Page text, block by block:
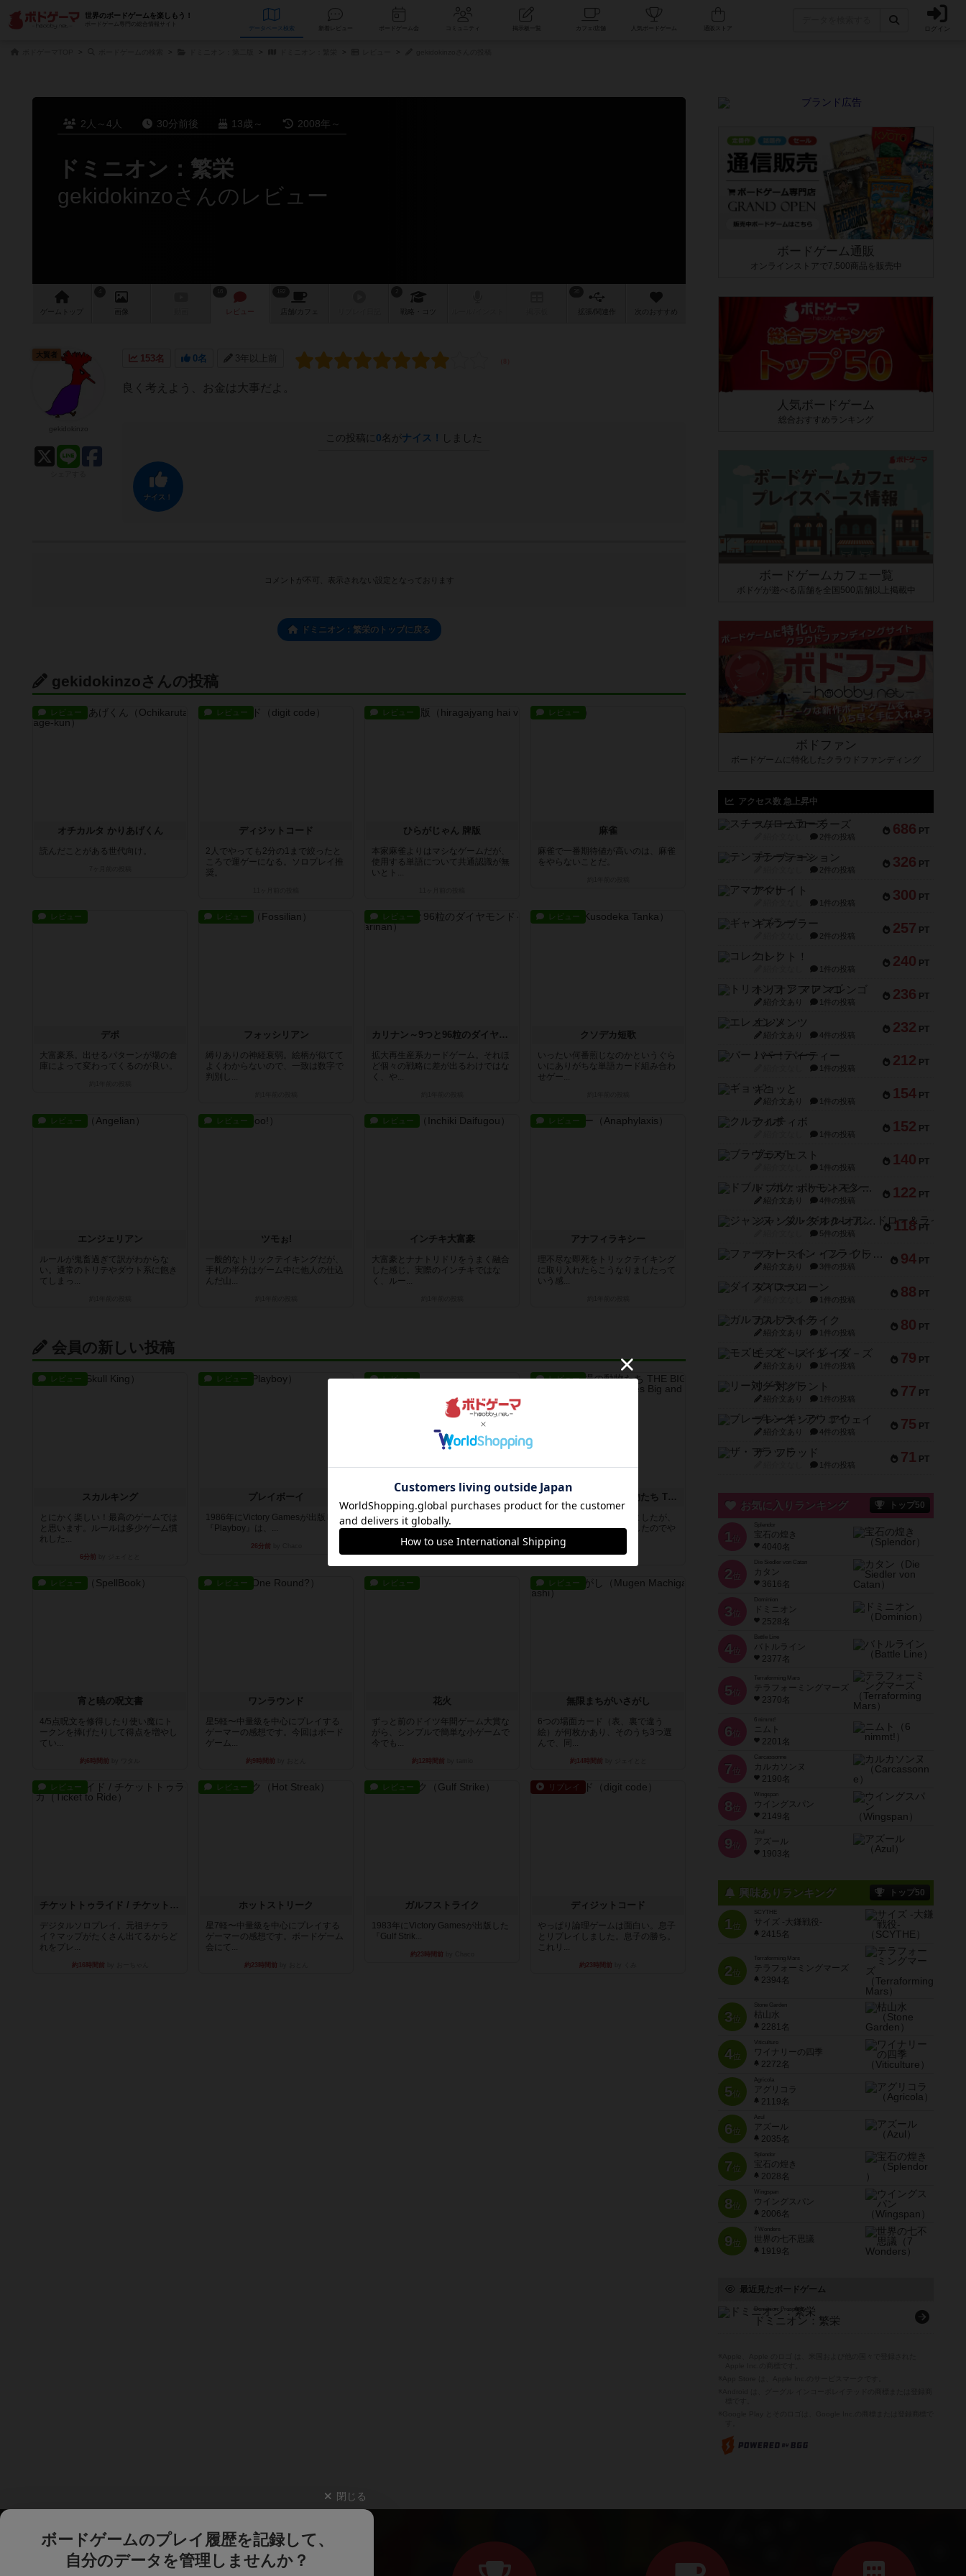
世界のボードゲームを楽しもう！
ボードゲーム専門の総合情報サイト
データベース コミュニティ 人気ボードゲーム ログイン
2人～4人 30分前後 13歳～ 2008年～
ドミニオン：繁栄
gekidokinzoさんのレビュー
ゲーム 画像 レビュー 店舗/ カフェ 戦略 作 次のおすすめ
153名 0名 3年以上前
良く考えよう、お金は大事だよ。
この投稿に 0名がナイス！ しました
ナイス！
大賢者
コメントが不可、表示されない設定となっております
ドミニオン：繁栄のトップに戻る
gekidokinzoさんの投稿
レビュー
オチカルタ かりあげくん
読んだことがある世代向け。
レビュー
ディジットコード
2人でやっても2分の1まで絞ったと
ころで運ゲーになる。ソロプレイ推
奨。
レビュー
ひらがじゃん 牌版
本家麻雀よりはマシなゲームだが、
使用する単語について共通認識が無
いとト...
レビュー
麻雀
麻雀で一番期待値が高いのは、麻雀
をやらないことだ。
レビュー
デポ
大富豪系。出せるパターンが場の倉
庫によって変わってくるのが良い。
レビュー
フォッシリアン
縛りありの神経衰弱。絵柄が似てて
よくわからないので、一致は数字で
判別し...
レビュー
カリナン～9つと96粒のダイヤモンド～
拡大再生産系カードゲーム。それほ
ど個々の戦略に差が出るわけではな
く、や...
レビュー
クソデカ短歌
いったい何番煎じなのかというぐら
いにありがちな単語カード組み合わ
せゲー...
レビュー
エンジェリアン
ルールが鬼畜過ぎて訳がわからな
い。通常のトリテやダウト系に飽き
てしまっ...
レビュー
ツモぉ!
一般的なトリックテイキングだが、
手札の半分はゲーム中に他人の仕込
んだ山...
レビュー
インチキ大富豪
大富豪とナナトリドリをうまく融合
した感じ。実際のインチキではな
く、ルー...
レビュー
アナフィラキシー
理不尽な即死をトリックテイキング
に取り入れたらこうなりましたって
いう感...
会員の新しい投稿
レビュー
スカルキング
とにかく楽しい！最高のゲームでは
と思います。ルールは多少ゲーム慣
れした...
6分前
レビュー
プレイボーイ
1986年にVictory Gamesが出版した
『Playboy』は、...
26分前
レビュー
某動画サイトを眺めてたら、海外の
方が紹介していた2人対戦型のダイ
スゲー...
28分前by OSAっち
レビュー
アグリコラ：牧場の動物たち THE BIG BOX
長らく積みゲーになってましたが、
腰を据えてプレイできましたのでや
ってみ...
約3時間前by くみ
レビュー
宵と暁の呪文書
4/5点呪文を修得したり使い魔にト
ークンを捧げたりして得点を増やし
てい...
約6時間前
レビュー
ワンラウンド
星5軽〜中量級を中心にプレイする
ゲーマーの感想です。今回はボード
ゲーム...
約9時間前
レビュー
花火
ずっと前のドイツ年間ゲーム大賞な
がら、シンプルで簡単な小ゲームで
今でも...
約12時間前
レビュー
無限まちがいさがし
6つの場面カード（表、裏で違う
絵）が何枚かあり、そのうち3つ選
んで、同...
約14時間前
レビュー
チケットトゥライド / チケットトゥライドアメリカ
デジタルソロプレイ。元祖チケラ
イ？マップがたくさん出てるからど
れをプレ...
約16時間前
レビュー
ホットストリーク
星7軽〜中量級を中心にプレイする
ゲーマーの感想です。ボードゲーム
会にて...
約23時間前
レビュー
ガルフストライク
1983年にVictory Gamesが出版した
『Gulf Strik...
約23時間前
リプレイ
ディジットコード
やっぱり論理ゲームは面白い。息子
とリプレイしました。息子の勝ち。
これリ...
約23時間前
ボードゲーム通販
オンラインストアで7,500商品を販売中
人気ボードゲーム
総合おすすめランキング
ボードゲームカフェ一覧
ボドゲが遊べる店舗を全国500店舗以上掲載中
ボドファン
ボードゲームに特化したクラウドファンディング
アクセス数 急上昇中
686 PT
スチームローラーズ
2件の投稿
326 PT
テンプテーション
2件の投稿
300 PT
アマナイト
1件の投稿
257 PT
ギャンブラー
2件の投稿
240 PT
コレクト！
1件の投稿
236 PT
トリオンフ ア マレンゴ
紹介文あり 1件の投稿
232 PT
エレメンツ
紹介文あり 4件の投稿
212 PT
バー！パーティー
1件の投稿
154 PT
ギョッと
紹介文あり 1件の投稿
152 PT
クルティボ
1件の投稿
140 PT
ブラヴェスト
1件の投稿
122 PT
ドブル：ポケットモンスター
紹介文あり 4件の投稿
118 PT
ジャンヌ・ダルク-オルレアン ドロー＆ライト
5件の投稿
94 PT
ファースト・イン・フライト
紹介文あり 3件の投稿
88 PT
ダイススローン
1件の投稿
80 PT
ガルフストライク
紹介文あり 1件の投稿
79 PT
モズビ－ズ・レイダ－ズ
紹介文あり 1件の投稿
77 PT
リー対グラント
紹介文あり 1件の投稿
75 PT
ブレーキング・アウェイ
紹介文あり 4件の投稿
71 PT
ザ・フラッド
1件の投稿
お気に入りランキング トップ50
1 位
宝石の煌き
4040名
2 位
Die Siedler von Catan
カタン
3616名
3 位
ドミニオン
2528名
4位
Battle Line
バトルライン
2377名
5 位
Terraforming Mars
テラフォーミングマーズ
2370名
6 位
ニムト
2201名
7 位
Carcassonne
カルカソンヌ
2190名
8 位
Wingspan
ウイングスパン
2149名
9 位
Azul
アズール
1903名
興味ありランキング トップ50
1位
SCYTHE
サイズ -大鎌戦役-
2415名
2位
Terraforming Mars
テラフォーミングマーズ
2394名
3位
Stone Garden
枯山水
2281名
4位
Viticulture
ワイナリーの四季
2272名
5位
Agricola
アグリコラ
2119名
6位
Azul
アズール
2035名
7位
宝石の煌き
2028名
8位
Wingspan
ウイングスパン
2006名
9位
7 Wonders
世界の七不思議
1919名
最近見たボードゲーム
Dominion: Prosperity
ドミニオン：繁栄
閉じる
ボードゲームのプレイ履歴を記録して、
自分のデータを管理しませんか？